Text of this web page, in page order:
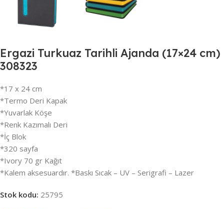
Ergazi Turkuaz Tarihli Ajanda (17×24 cm)
308323
*17 x 24 cm
*Termo Deri Kapak
*Yuvarlak Köşe
*Renk Kazımalı Deri
*İç Blok
*320 sayfa
*Ivory 70 gr Kağıt
*Kalem aksesuardır. *Baskı Sıcak – UV – Serigrafi – Lazer
Stok kodu: 25795